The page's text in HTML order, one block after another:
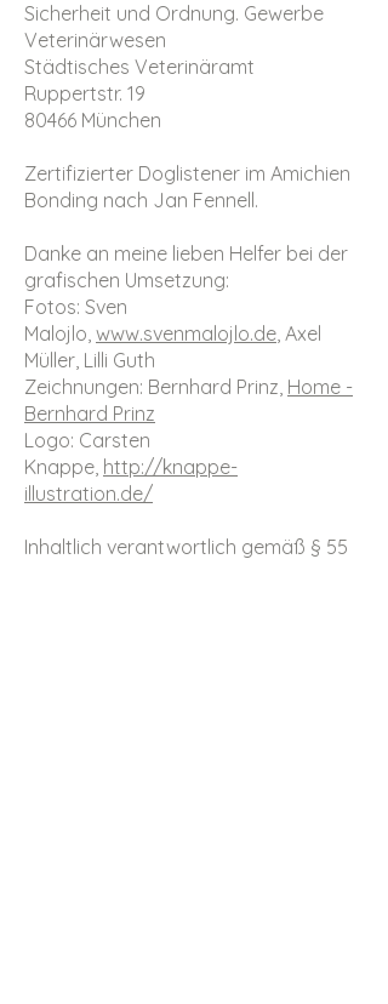
Sicherheit und Ordnung. Gewerbe
Veterinärwesen
Städtisches Veterinäramt
Ruppertstr. 19
80466 München
Zertifizierter Doglistener im Amichien
Bonding nach Jan Fennell.
Danke an meine lieben Helfer bei der
grafischen Umsetzung:
Fotos: Sven
Malojlo, www.svenmalojlo.de, Axel
Müller, Lilli Guth
Zeichnungen: Bernhard Prinz, Home -
Bernhard Prinz
Logo: Carsten
Knappe, http://knappe-
illustration.de/
Inhaltlich verantwortlich gemäß § 55